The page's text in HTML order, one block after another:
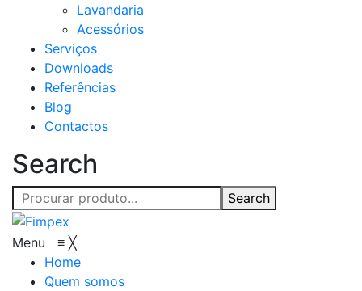
Lavandaria
Acessórios
Serviços
Downloads
Referências
Blog
Contactos
Search
Search
Menu ≡ ╳
Home
Quem somos